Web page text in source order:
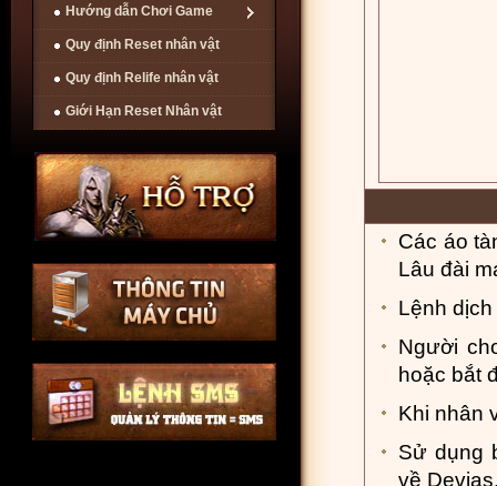
Hướng dẫn Chơi Game
Quy định Reset nhân vật
Quy định Relife nhân vật
Giới Hạn Reset Nhân vật
Các áo
Lâu đài
Lệnh
Người
hoặc bắt
Khi nhân
Sử dụng
về